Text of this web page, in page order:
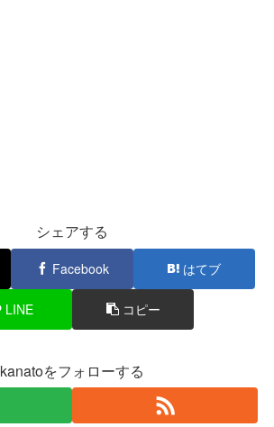
シェアする
Facebook はてブ
LINE コピー
kanatoをフォローする